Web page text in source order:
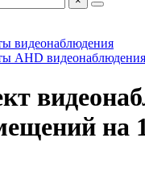
видеонаблюдения
AHD видеонаблюдения
на